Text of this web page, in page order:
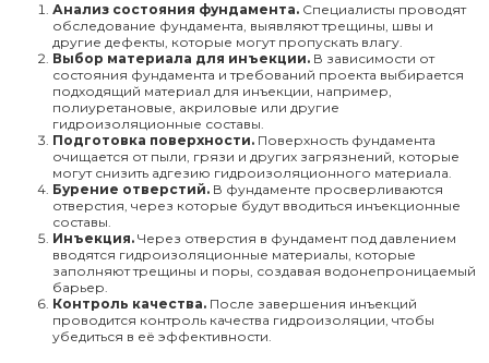
Анализ состояния фундамента. Специалисты проводят
обследование фундамента, выявляют трещины, швы и
другие дефекты, которые могут пропускать влагу.
Выбор материала для инъекции. В зависимости от
состояния фундамента и требований проекта выбирается
подходящий материал для инъекции, например,
полиуретановые, акриловые или другие
гидроизоляционные составы.
Подготовка поверхности. Поверхность фундамента
очищается от пыли, грязи и других загрязнений, которые
могут снизить адгезию гидроизоляционного материала.
Бурение отверстий. В фундаменте просверливаются
отверстия, через которые будут вводиться инъекционные
составы.
Инъекция. Через отверстия в фундамент под давлением
вводятся гидроизоляционные материалы, которые
заполняют трещины и поры, создавая водонепроницаемый
барьер.
Контроль качества. После завершения инъекций
проводится контроль качества гидроизоляции, чтобы
убедиться в её эффективности.